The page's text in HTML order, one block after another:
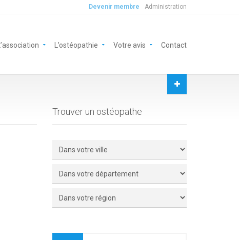
Devenir membre Administration
L’association L’ostéopathie Votre avis Contact
Trouver un ostéopathe